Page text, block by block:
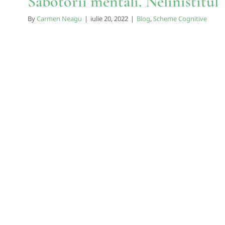
ByCarmen Neagu | iulie 20, 2022 | Blog,Scheme Cognitive